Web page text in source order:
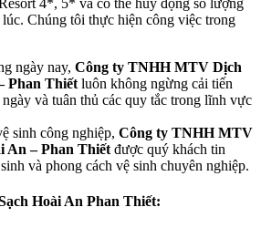
4*, 5* và có thể huy động số lượng
Chúng tôi thực hiện công việc trong
ngày nay, Công ty TNHH MTV Dịch
Phan Thiết luôn không ngừng cải tiến
và tuân thủ các quy tắc trong lĩnh vực
sinh công nghiệp, Công ty TNHH MTV
An – Phan Thiết được quý khách tin
và phong cách vệ sinh chuyên nghiệp.
Hoài An Phan Thiết: